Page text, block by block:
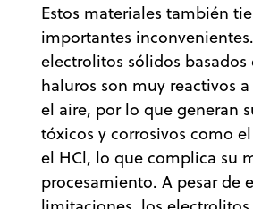
Estos materiales también
importantes
electrolitos sólidos basados
haluros son muy reactivos
el aire, por lo que generan
tóxicos y corrosivos como
el HCl, lo que complica su
procesamiento. A pesar de